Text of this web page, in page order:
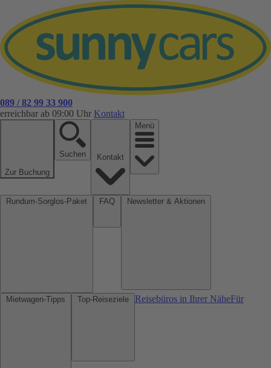
089 / 82 99 33 900
erreichbar ab 09:00 Uhr Kontakt
Zur Buchung
Suchen
Menü
Reisebüros in Ihrer NäheFür